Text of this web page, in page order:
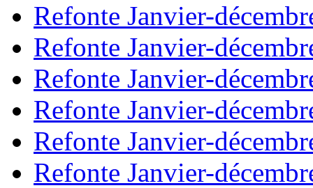
Refonte Janvier-
Refonte Janvier-
Refonte Janvier-
Refonte Janvier-
Refonte Janvier-
Refonte Janvier-